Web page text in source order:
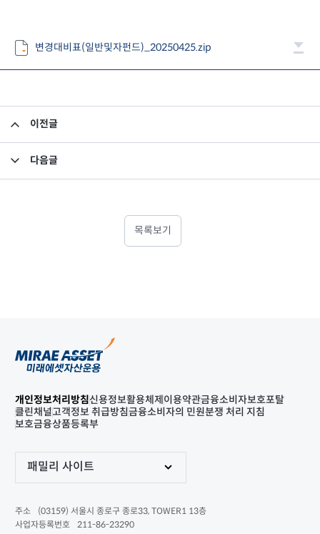
변경대비표(일반및자펀드)_20250425.zip
이전글
다음글
목록보기
개인정보처리방침신용정보활용체제 이용약관금융소비자보호포탈
클린채널고객정보 취급방침금융소비자의 민원분쟁 처리 지침
보호금융상품등록부
패밀리 사이트
주소
(03159) 서울시 종로구 종로33, TOWER1 13층
사업자등록번호
211-86-23290